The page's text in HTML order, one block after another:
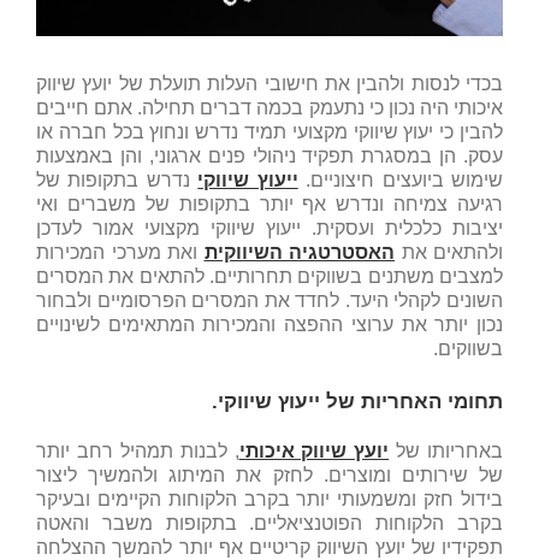
בכדי לנסות ולהבין את חישובי העלות תועלת של יועץ שיווק
איכותי היה נכון כי נתעמק בכמה דברים תחילה. אתם חייבים
להבין כי יעוץ שיווקי מקצועי תמיד נדרש ונחוץ בכל חברה או
עסק. הן במסגרת תפקיד ניהולי פנים ארגוני, והן באמצעות
שימוש ביועצים חיצוניים. ייעוץ שיווקי נדרש בתקופות של
רגיעה צמיחה ונדרש אף יותר בתקופות של משברים ואי
יציבות כלכלית ועסקית. ייעוץ שיווקי מקצועי אמור לעדכן
ולהתאים את האסטרטגיה השיווקית ואת מערכי המכירות
למצבים משתנים בשווקים תחרותיים. להתאים את המסרים
השונים לקהלי היעד. לחדד את המסרים הפרסומיים ולבחור
נכון יותר את ערוצי ההפצה והמכירות המתאימים לשינויים
בשווקים.
תחומי האחריות של ייעוץ שיווקי.
באחריותו של יועץ שיווק איכותי, לבנות תמהיל רחב יותר
של שירותים ומוצרים. לחזק את המיתוג ולהמשיך ליצור
בידול חזק ומשמעותי יותר בקרב הלקוחות הקיימים ובעיקר
בקרב הלקוחות הפוטנציאליים. בתקופות משבר והאטה
תפקידיו של יועץ השיווק קריטיים אף יותר להמשך ההצלחה